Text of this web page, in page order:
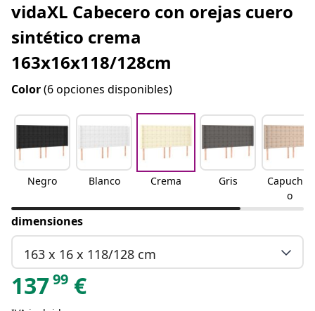
vidaXL Cabecero con orejas cuero
sintético crema
163x16x118/128cm
Color(6 opciones disponibles)
Negro Blanco Crema Gris
Capuchin
o
dimensiones
163 x 16 x 118/128 cm
13799 €